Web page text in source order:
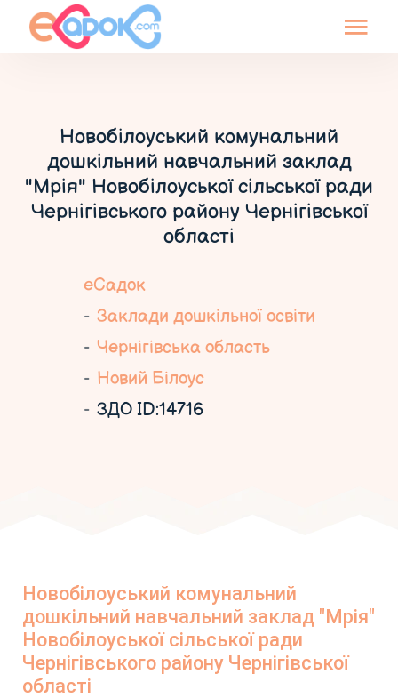
Новобілоуський комунальний
дошкільний навчальний заклад
"Мрія" Новобілоуської сільської ради
Чернігівського району Чернігівської
області
еСадок
Заклади дошкільної освіти
Чернігівська область
Новий Білоус
ЗДО ID:14716
Новобілоуський комунальний
дошкільний навчальний заклад "Мрія"
Новобілоуської сільської ради
Чернігівського району Чернігівської
області